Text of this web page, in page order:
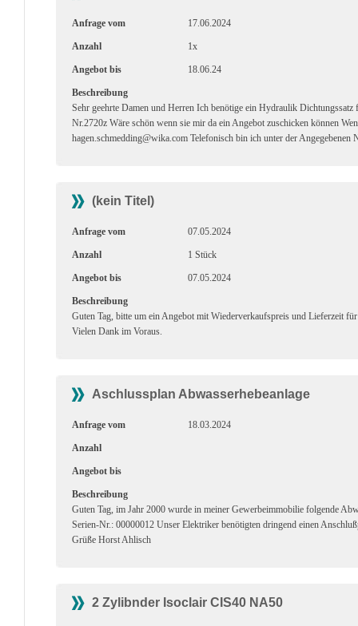
Anfrage vom 17.06.2024
Anzahl 1x
Angebot bis 18.06.24
Beschreibung
Sehr geehrte Damen und Herren Ich benötige ein Hydraulik
Nr.2720z Wäre schön wenn sie mir da ein Angebot zuschicken können
hagen.schmedding@wika.com Telefonisch bin ich unter der
(kein Titel)
Anfrage vom 07.05.2024
Anzahl 1 Stück
Angebot bis 07.05.2024
Beschreibung
Guten Tag, bitte um ein Angebot mit Wiederverkaufspreis und Lieferzeit
Vielen Dank im Voraus.
Aschlussplan Abwasserhebeanlage
Anfrage vom 18.03.2024
Anzahl
Angebot bis
Beschreibung
Guten Tag, im Jahr 2000 wurde in meiner Gewerbeimmobilie folgende
Serien-Nr.: 00000012 Unser Elektriker benötigten dringend einen
Grüße Horst Ahlisch
2 Zylibnder Isoclair CIS40 NA50